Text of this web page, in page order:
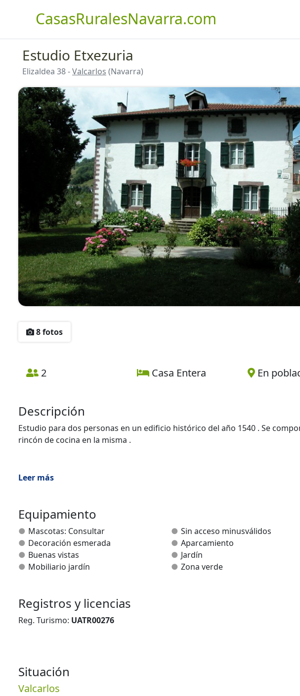
CasasRuralesNavarra.com
Estudio Etxezuria
Elizaldea 38 -Valcarlos (Navarra)
8 fotos
2 Casa Entera En
Descripción
Estudio para dos personas en un edificio histórico del año 1540 . Se
rincón de cocina en la misma .
Leer más
Equipamiento
Mascotas: Consultar Sin acceso minusválidos
Decoración esmerada
Aparcamiento
Buenas vistas
Jardín
Mobiliario jardín
Zona verde
Registros y licencias
Reg. Turismo: UATR00276
Situación
Valcarlos